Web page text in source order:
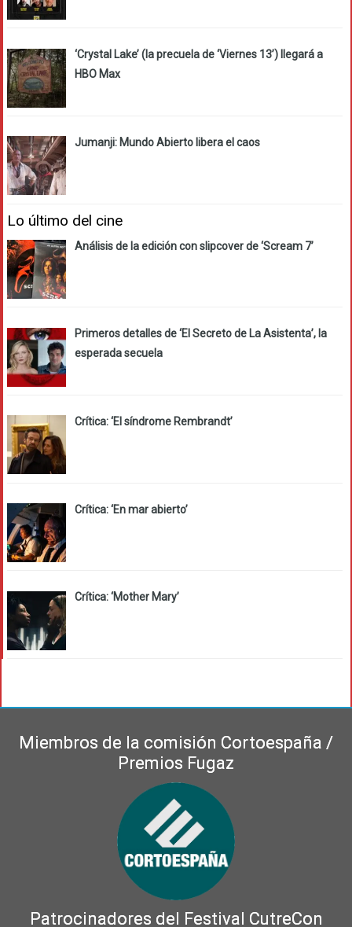
‘Crystal Lake’ (la precuela de ‘Viernes 13’) llegará a
HBO Max
Jumanji: Mundo Abierto libera el caos
Lo último del cine
Análisis de la edición con slipcover de ‘Scream 7’
Primeros detalles de ‘El Secreto de La Asistenta’, la
esperada secuela
Crítica: ‘El síndrome Rembrandt’
Crítica: ‘En mar abierto’
Crítica: ‘Mother Mary’
Miembros de la comisión Cortoespaña /
Premios Fugaz
Patrocinadores del Festival CutreCon